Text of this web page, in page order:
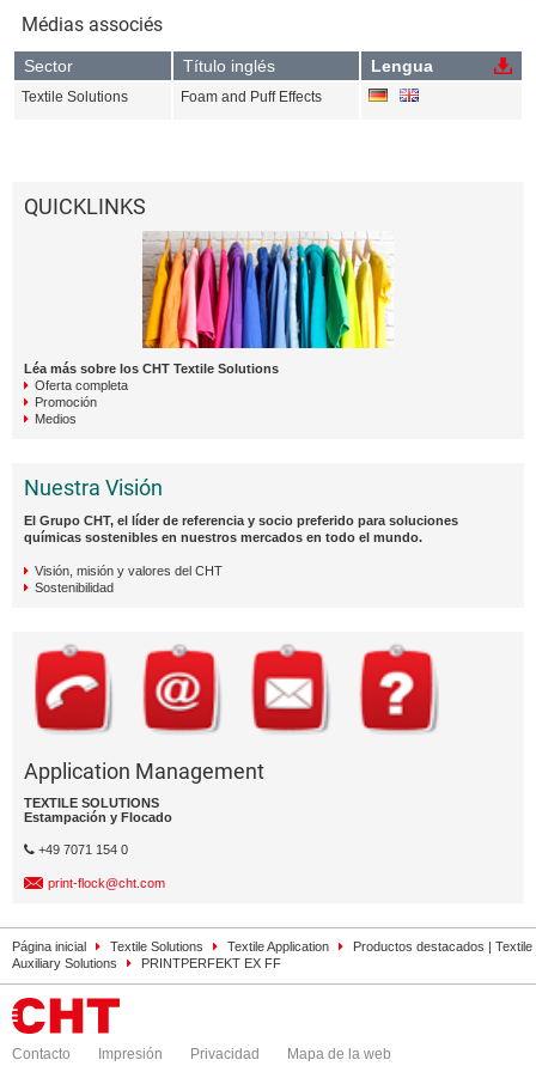
Médias associés
Sector Título inglés Lengua
Textile Solutions Foam and Puff Effects
QUICKLINKS
Léa más sobre los CHT Textile Solutions
Oferta completa
Promoción
Medios
Nuestra Visión
El Grupo CHT, el líder de referencia y socio preferido para soluciones
químicas sostenibles en nuestros mercados en todo el mundo.
Visión, misión y valores del CHT
Sostenibilidad
Application Management
TEXTILE SOLUTIONS
Estampación y Flocado
+49 7071 154 0
print-flock@cht.com
Página inicial Textile Solutions Textile Application
Productos destacados | Textile
Auxiliary Solutions
PRINTPERFEKT EX FF
Contacto Impresión Privacidad Mapa de la web